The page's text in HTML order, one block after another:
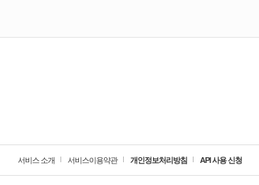
서비스 소개 서비스이용약관 개인정보처리방침 API 사용 신청